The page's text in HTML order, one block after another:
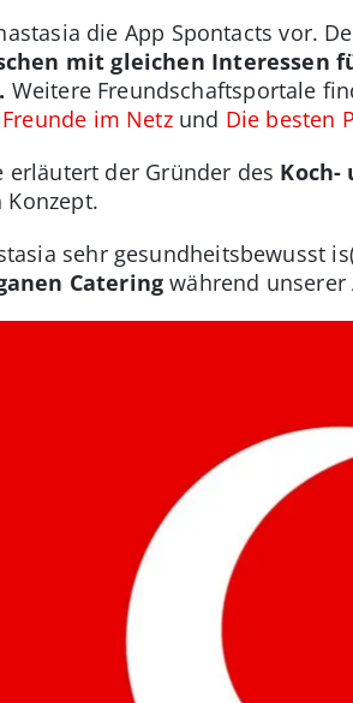
die App Spontacts vor.
mit gleichen Interessen
Weitere Freundschaftsportale
im Netzund Die besten
erläutert der Gründer des Koch-
Konzept.
sehr gesundheitsbewusst
Catering während unserer